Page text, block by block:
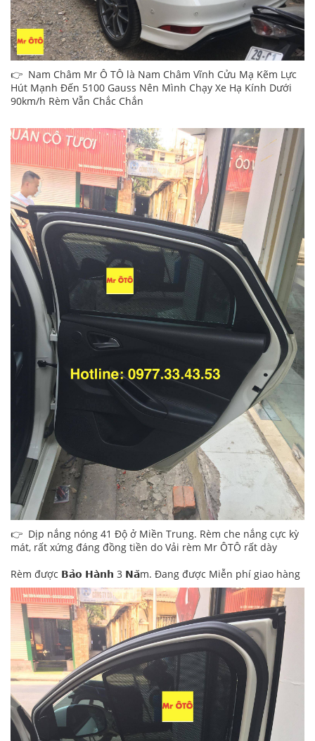
👉 Nam Châm Mr Ô TÔ là Nam Châm Vĩnh Cửu Mạ Kẽm Lực
Hút Mạnh Đến 5100 Gauss Nên Mình Chạy Xe Hạ Kính Dưới
90km/h Rèm Vẫn Chắc Chắn
👉 Dịp nắng nóng 41 Độ ở Miền Trung. Rèm che nắng cực kỳ
mát, rất xứng đáng đồng tiền do Vải rèm Mr ÔTÔ rất dày
Rèm được 𝗕𝗮̉𝗼 𝗛𝗮̀𝗻𝗵 3 𝗡𝗮̆m. Đang được Miễn phí giao hàng